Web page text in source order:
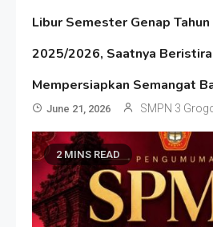
Libur Semester Genap
2025/2026, Saatnya
Mempersiapkan Semangat
June 21, 2026 SMPN 3
2 MINS READ